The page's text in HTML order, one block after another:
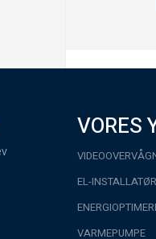
VORES
EL-INSTALLATØR
VARMEPUMPE